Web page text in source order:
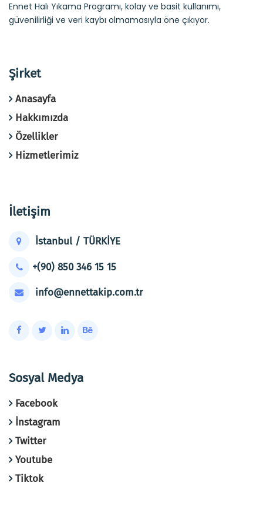
Ennet Halı Yıkama Programı, kolay ve basit kullanımı,
güvenilirliği ve veri kaybı olmamasıyla öne çıkıyor.
Şirket
Anasayfa
Hakkımızda
Özellikler
Hizmetlerimiz
İletişim
İstanbul / TÜRKİYE
+(90) 850 346 15 15
info@ennettakip.com.tr
Sosyal Medya
Facebook
İnstagram
Twitter
Youtube
Tiktok